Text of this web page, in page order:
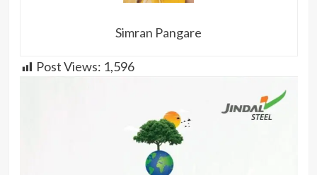
Simran Pangare
Post Views: 1,596